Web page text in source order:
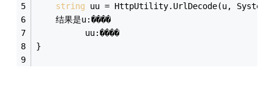
string uu = HttpUtility.UrlDecode(u,
    结果是u:����
          uu:����
}